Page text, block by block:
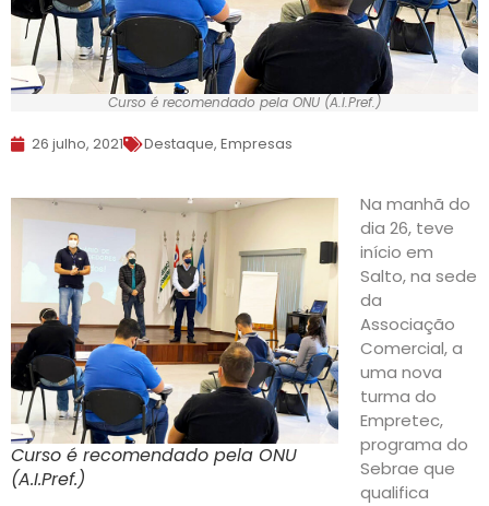
Curso é recomendado pela ONU (A.I.Pref.)
26 julho, 2021 Destaque, Empresas
Curso é recomendado pela ONU
(A.I.Pref.)
Na manhã do
dia 26, teve
início em
Salto, na sede
da
Associação
Comercial, a
uma nova
turma do
Empretec,
programa do
Sebrae que
qualifica